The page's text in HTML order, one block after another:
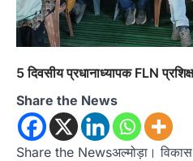
5 दिवसीय प्रधानाध्यापक FLN
Share the News
Share the Newsअल्मोड़ा।
रानीबाग की
की मांग, सिटी
अल्मोड़ा
इतिहास को
Admin